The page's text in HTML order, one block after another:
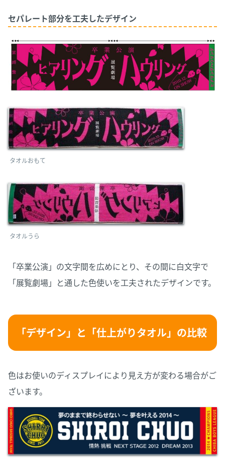
セパレート部分を工夫したデザイン
タオルおもて
タオルうら
「卒業公演」の文字間を広めにとり、その間に白文字で
「展覧劇場」と通した色使いを工夫されたデザインです。
「デザイン」と「仕上がりタオル」の比較
色はお使いのディスプレイにより見え方が変わる場合がご
ざいます。